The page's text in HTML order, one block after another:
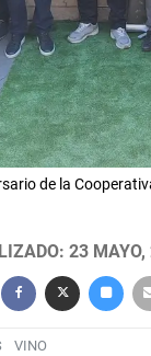
de la
23
VINO